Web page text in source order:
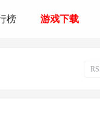
榜 游戏下载